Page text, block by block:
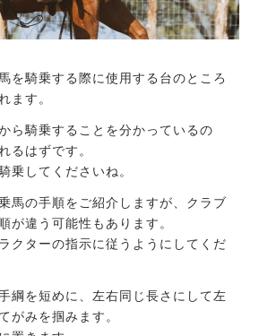
を騎乗する際に使用する台のところ
ます。
ら騎乗することを分かっているの
るはずです。
乗してくださいね。
馬の手順をご紹介しますが、クラブ
が違う可能性もあります。
クターの指示に従うようにしてくだ
綱を短めに、左右同じ長さにして左
がみを掴みます。